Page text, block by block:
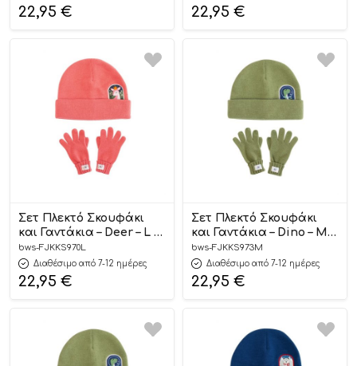
22,95 € 22,95 €
Σετ Πλεκτό Σκουφάκι
και Γαντάκια – Deer – L –
FlapjackKids
bws-FJKKS970L
Διαθέσιμο από 7-12 ημέρες
22,95 €
Σετ Πλεκτό Σκουφάκι
και Γαντάκια – Dino – M –
FlapjackKids
bws-FJKKS973M
Διαθέσιμο από 7-12 ημέρες
22,95 €